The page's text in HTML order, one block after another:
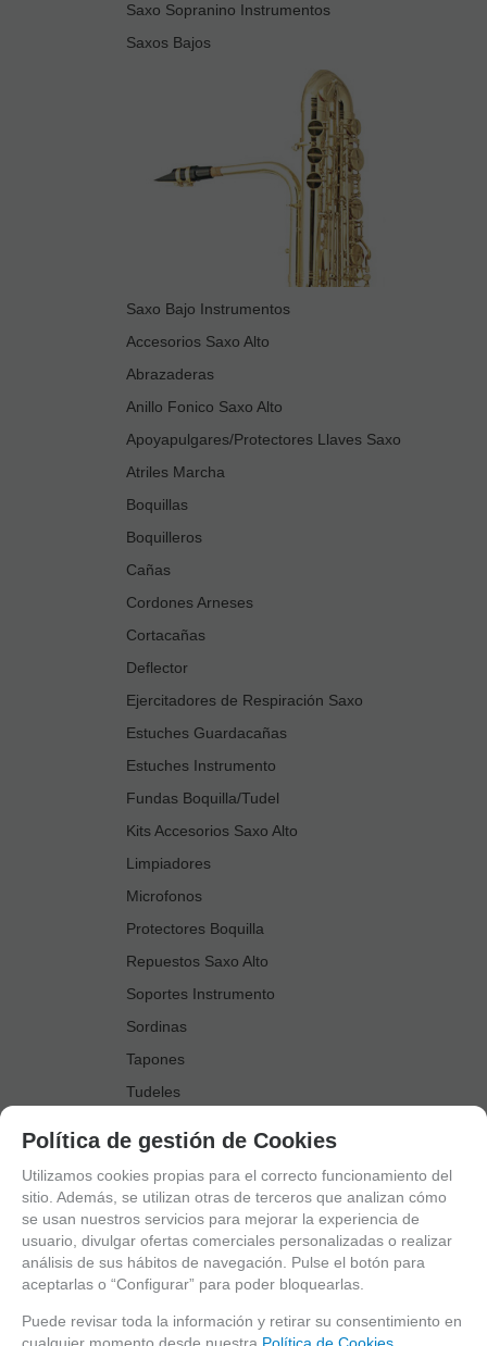
Saxo Sopranino Instrumentos
Saxos Bajos
Saxo Bajo Instrumentos
Accesorios Saxo Alto
Abrazaderas
Anillo Fonico Saxo Alto
Apoyapulgares/Protectores Llaves Saxo
Atriles Marcha
Boquillas
Boquilleros
Cañas
Cordones Arneses
Cortacañas
Deflector
Ejercitadores de Respiración Saxo
Estuches Guardacañas
Estuches Instrumento
Fundas Boquilla/Tudel
Kits Accesorios Saxo Alto
Limpiadores
Microfonos
Protectores Boquilla
Repuestos Saxo Alto
Soportes Instrumento
Sordinas
Tapones
Tudeles
Accesorios Saxo Tenor
Abrazaderas
Anillo Fonico Saxo Tenor
Atriles Marcha
Boquillas
Boquilleros
Política de gestión de Cookies
Utilizamos cookies propias para el correcto funcionamiento del
sitio. Además, se utilizan otras de terceros que analizan cómo
se usan nuestros servicios para mejorar la experiencia de
usuario, divulgar ofertas comerciales personalizadas o realizar
análisis de sus hábitos de navegación. Pulse el botón para
aceptarlas o “Configurar” para poder bloquearlas.
Puede revisar toda la información y retirar su consentimiento en